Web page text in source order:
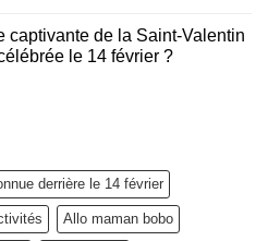
captivante de la Saint-Valentin
le 14 février ?
derrière le 14 février
Allo maman bobo